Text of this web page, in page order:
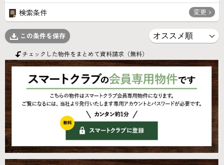
検索条件 変更
この条件を保存
チェックした物件をまとめて資料請求（無料）